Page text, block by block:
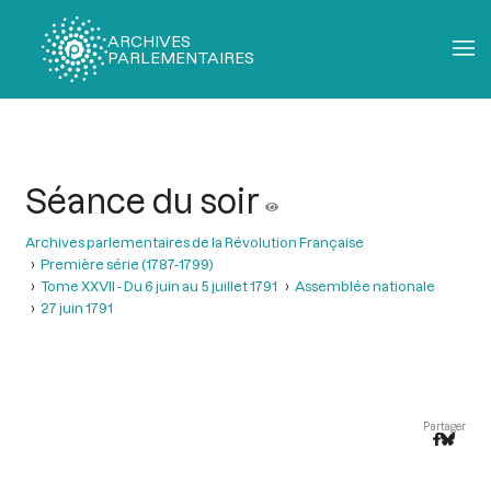
ARCHIVES
PARLEMENTAIRES
Séance du soir
Archives parlementaires de la Révolution Française
Première série (1787-1799)
Tome XXVII - Du 6 juin au 5 juillet 1791
Assemblée nationale
27 juin 1791
Partager